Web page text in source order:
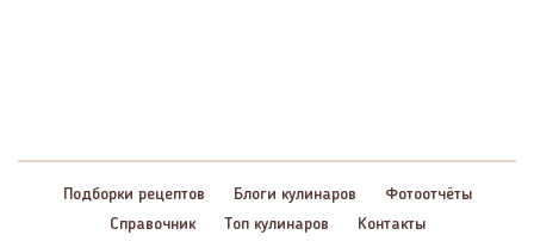
Подборки рецептов Блоги кулинаров
Фотоотчёты
Справочник
Топ кулинаров Контакты